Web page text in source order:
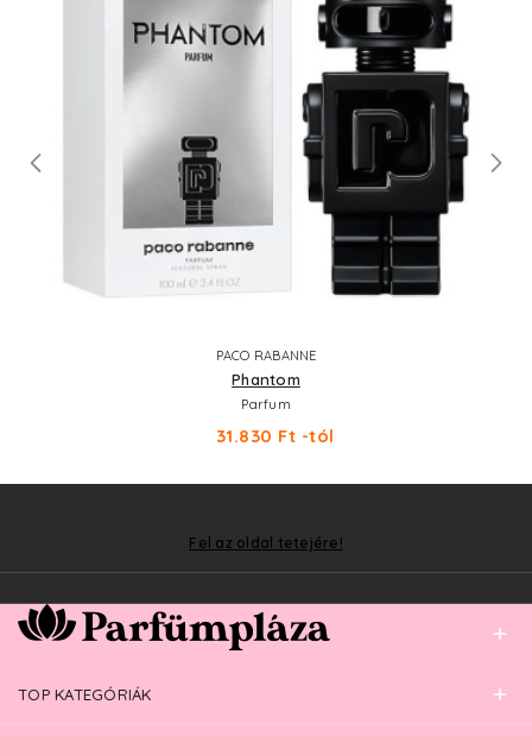
PACO RABANNE
Phantom
Parfum
31.830 Ft -tól
Fel az oldal tetejére!
TOP KATEGÓRIÁK